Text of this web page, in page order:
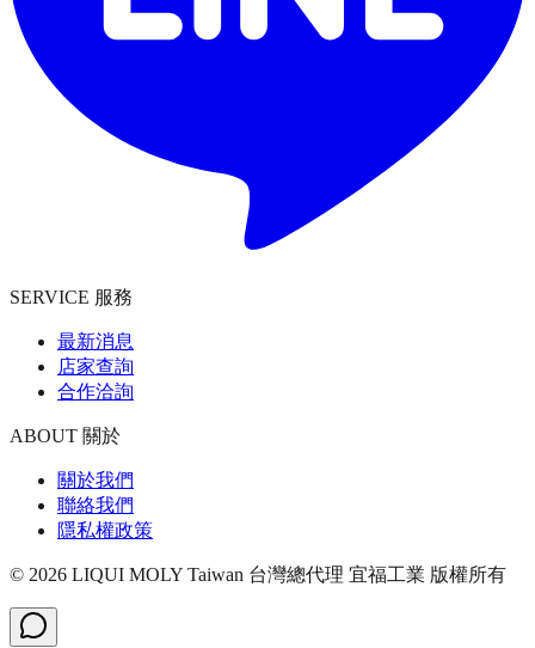
SERVICE 服務
最新消息
店家查詢
合作洽詢
ABOUT 關於
關於我們
聯絡我們
隱私權政策
© 2026 LIQUI MOLY Taiwan 台灣總代理 宜福工業 版權所有